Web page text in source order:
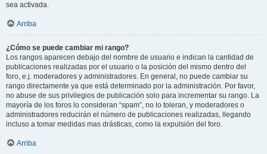
sea activada.
Arriba
¿Cómo se puede cambiar mi rango?
Los rangos aparecen debajo del nombre de usuario e indican la cantidad de
publicaciones realizadas por el usuario o la posición del mismo dentro del
foro, e.j. moderadores y administradores. En general, no puede cambiar su
rango directamente ya que está determinado por la administración. Por favor,
no abuse de sus privilegios de publicación solo para incrementar su rango. La
mayoría de los foros lo consideran “spam”, no lo toleran, y moderadores o
administradores reducirán el número de publicaciones realizadas, llegando
incluso a tomar medidas mas drásticas, como la expulsión del foro.
Arriba